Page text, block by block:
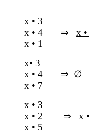
х • 3
х • 4 ⇒ х •
х • 1
х• 3
х • 4 ⇒ ∅
х •
х •
х • 2 ⇒ х •
х •